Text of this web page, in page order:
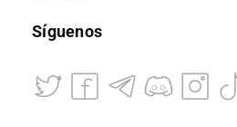
Síguenos